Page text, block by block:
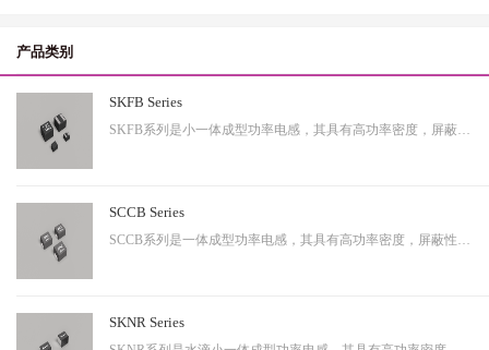
产品类别
SKFB Series
SKFB系列是小一体成型功率电感，其具有高功率密度，屏蔽性出色等特性，适用于中大功率。
SCCB Series
SCCB系列是一体成型功率电感，其具有高功率密度，屏蔽性出色等特性，适用于中大功率。
SKNR Series